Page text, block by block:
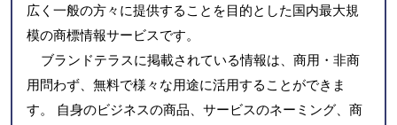
広く一般の方々に提供することを目的とした国内最大規
模の商標情報サービスです。
ブランドテラスに掲載されている情報は、商用・非商
用問わず、無料で様々な用途に活用することができま
す。 自身のビジネスの商品、サービスのネーミング、商